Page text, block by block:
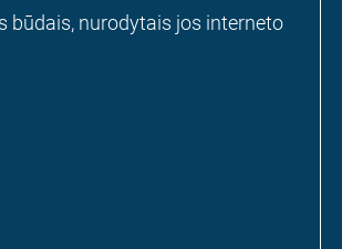
būdais, nurodytais jos interneto